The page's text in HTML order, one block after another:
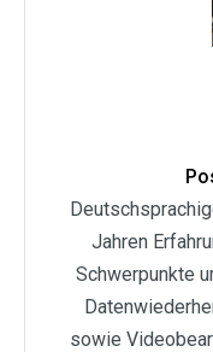
Jahren
Schwerpunkte
sowie